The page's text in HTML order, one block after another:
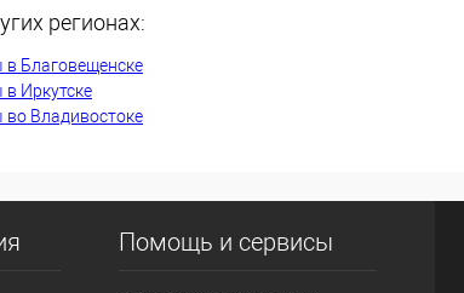
Недоступно
регионах:
в Благовещенске
Иркутске
во Владивостоке
Помощь и сервисы